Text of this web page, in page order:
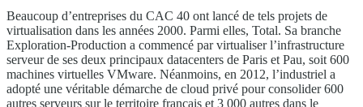
Beaucoup d’entreprises du CAC 40 ont lancé de tels projets de
virtualisation dans les années 2000. Parmi elles, Total. Sa branche
Exploration-Production a commencé par virtualiser l’infrastructure
serveur de ses deux principaux datacenters de Paris et Pau, soit 600
machines virtuelles VMware. Néanmoins, en 2012, l’industriel a
adopté une véritable démarche de cloud privé pour consolider 600
autres serveurs sur le territoire français et 3 000 autres dans le